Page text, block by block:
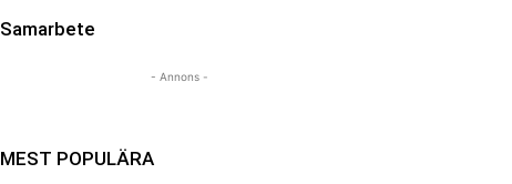
Samarbete
- Annons -
MEST POPULÄRA